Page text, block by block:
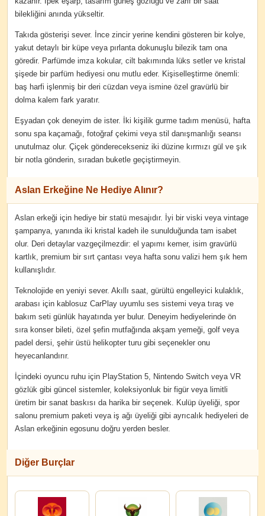
bilekliğini anında yükseltir.
Takıda gösterişi sever. İnce zincir yerine kendini gösteren bir kolye,
yakut detaylı bir küpe veya pırlanta dokunuşlu bilezik tam ona
göredir. Parfümde imza kokular, cilt bakımında lüks setler ve kristal
şişede bir parfüm hediyesi onu mutlu eder. Kişiselleştirme önemli:
baş harfi işlenmiş bir deri cüzdan veya ismine özel gravürlü bir
dolma kalem fark yaratır.
Eşyadan çok deneyim de ister. İki kişilik gurme tadım menüsü, hafta
sonu spa kaçamağı, fotoğraf çekimi veya stil danışmanlığı seansı
unutulmaz olur. Çiçek gönderecekseniz iki düzine kırmızı gül ve şık
bir notla gönderin, sıradan buketle geçiştirmeyin.
Aslan Erkeğine Ne Hediye Alınır?
Aslan erkeği için hediye bir statü mesajıdır. İyi bir viski veya vintage
şampanya, yanında iki kristal kadeh ile sunulduğunda tam isabet
olur. Deri detaylar vazgeçilmezdir: el yapımı kemer, isim gravürlü
kartlık, premium bir sırt çantası veya hafta sonu valizi hem şık hem
kullanışlıdır.
Teknolojide en yeniyi sever. Akıllı saat, gürültü engelleyici kulaklık,
arabası için kablosuz CarPlay uyumlu ses sistemi veya tıraş ve
bakım seti günlük hayatında yer bulur. Deneyim hediyelerinde ön
sıra konser bileti, özel şefin mutfağında akşam yemeği, golf veya
padel dersi, şehir üstü helikopter turu gibi seçenekler onu
heyecanlandırır.
İçindeki oyuncu ruhu için PlayStation 5, Nintendo Switch veya VR
gözlük gibi güncel sistemler, koleksiyonluk bir figür veya limitli
üretim bir sanat baskısı da harika bir seçenek. Kulüp üyeliği, spor
salonu premium paketi veya iş ağı üyeliği gibi ayrıcalık hediyeleri de
Aslan erkeğinin egosunu doğru yerden besler.
Diğer Burçlar